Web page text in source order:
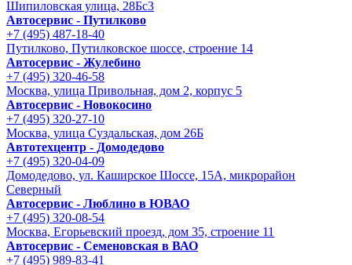
Шипиловская улица, 28Бс3
Автосервис - Путилково
+7 (495) 487-18-40
Путилково, Путилковское шоссе, строение 14
Автосервис - Жулебино
+7 (495) 320-46-58
Москва, улица Привольная, дом 2, корпус 5
Автосервис - Новокосино
+7 (495) 320-27-10
Москва, улица Суздальская, дом 26Б
Автотехцентр - Домодедово
+7 (495) 320-04-09
Домодедово, ул. Каширское Шоссе, 15А, микрорайон
Северный
Автосервис - Люблино в ЮВАО
+7 (495) 320-08-54
Москва, Егорьевский проезд, дом 35, строение 11
Автосервис - Семеновская в ВАО
+7 (495) 989-83-41